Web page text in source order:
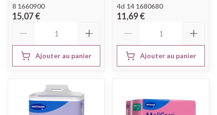
8 1660900
15,07 €
Ajouter au panier
4d 14 1680680
11,69 €
Ajouter au panier